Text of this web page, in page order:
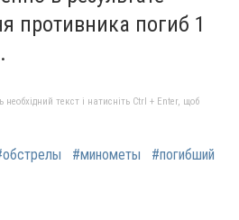
противника погиб 1
текст і натисніть Ctrl + Enter, щоб
#минометы #погибший